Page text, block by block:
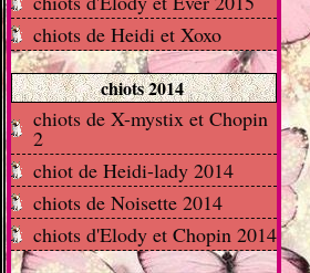
chiots de Heidi et Xoxo
chiots 2014
chiots de X-mystix et Chopin
2
chiot de Heidi-lady 2014
chiots de Noisette 2014
chiots d'Elody et Chopin 2014